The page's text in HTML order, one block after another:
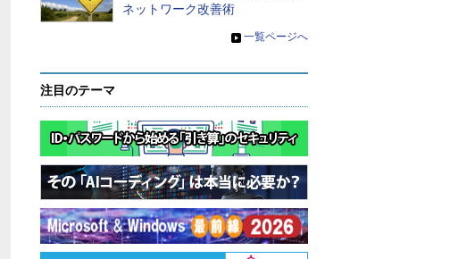
ネットワーク改善術
» 一覧ページへ
注目のテーマ